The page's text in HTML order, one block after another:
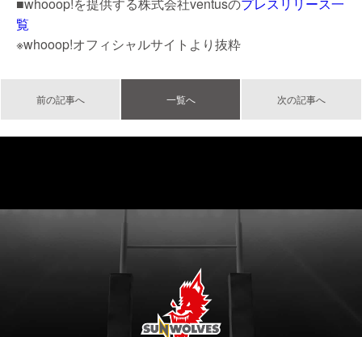
■whooop!を提供する株式会社ventusのプレスリリース一
覧
※whooop!オフィシャルサイトより抜粋
前の記事へ 一覧へ 次の記事へ